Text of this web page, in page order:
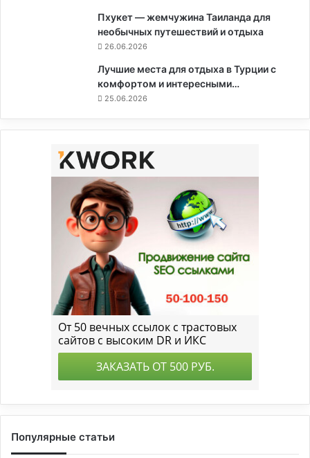
Пхукет — жемчужина Таиланда для
необычных путешествий и отдыха
26.06.2026
Лучшие места для отдыха в Турции с
комфортом и интересными…
25.06.2026
Популярные статьи